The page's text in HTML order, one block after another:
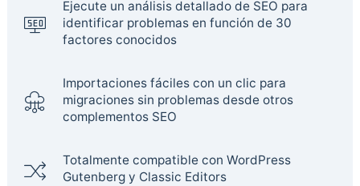
Ejecute un análisis detallado de SEO para
identificar problemas en función de 30
factores conocidos
Importaciones fáciles con un clic para
migraciones sin problemas desde otros
complementos SEO
Totalmente compatible con WordPress
Gutenberg y Classic Editors